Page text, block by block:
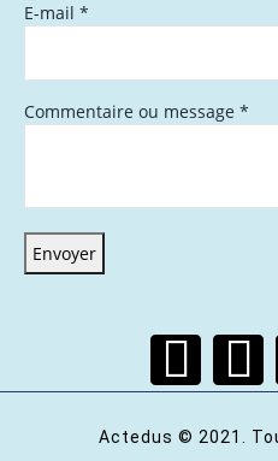
E-mail *
Commentaire ou message *
Envoyer
Actedus © 2021.